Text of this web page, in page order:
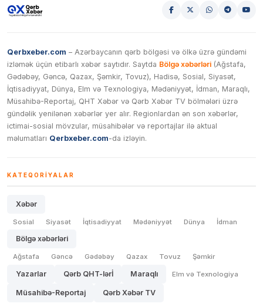
Qerbxeber.com – Azərbaycanın qərb bölgəsi və ölkə üzrə gündəmi
izləmək üçün etibarlı xəbər saytıdır. Saytda Bölgə xəbərləri (Ağstafa,
Gədəbəy, Gəncə, Qazax, Şəmkir, Tovuz), Hadisə, Sosial, Siyasət,
İqtisadiyyat, Dünya, Elm və Texnologiya, Mədəniyyət, İdman, Maraqlı,
Müsahibə-Reportaj, QHT Xəbər və Qərb Xəbər TV bölmələri üzrə
gündəlik yenilənən xəbərlər yer alır. Regionlardan ən son xəbərlər,
ictimai-sosial mövzular, müsahibələr və reportajlar ilə aktual
məlumatları Qerbxeber.com-da izləyin.
KATEQORIYALAR
Xəbər
Sosial Siyasət İqtisadiyyat Mədəniyyət Dünya İdman
Bölgə xəbərləri
Ağstafa Gəncə Gədəbəy Qazax Tovuz Şəmkir
Yazarlar Qərb QHT-lərİ Maraqlı Elm və Texnologiya
Müsahibə-Reportaj Qərb Xəbər TV